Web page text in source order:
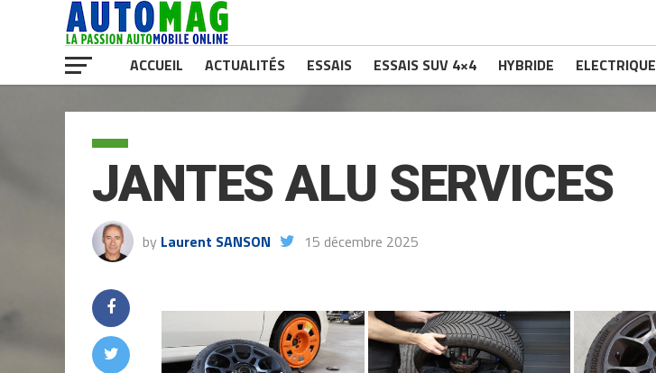
ACCUEIL ACTUALITÉS ESSAIS ESSAIS SUV 4×4 HYBRIDE ELECTRIQUE
JANTES ALU SERVICES
by Laurent SANSON 15 décembre 2025